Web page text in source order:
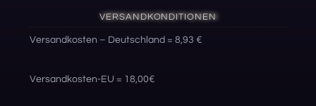
VERSANDKONDITIONEN
Versandkosten – Deutschland = 8,93 €
Versandkosten-EU = 18,00€